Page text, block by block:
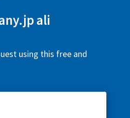
ali
using this free and